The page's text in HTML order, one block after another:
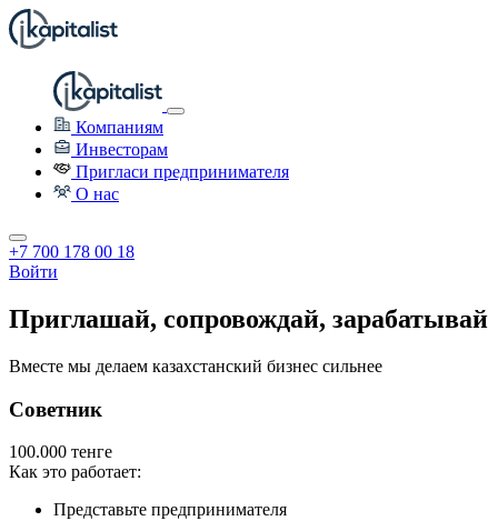
Компаниям
Инвесторам
Пригласи предпринимателя
О нас
+7 700 178 00 18
Войти
Приглашай, сопровождай, зарабатывай
Вместе мы делаем казахстанский бизнес сильнее
Советник
100.000 тенге
Как это работает:
Представьте предпринимателя